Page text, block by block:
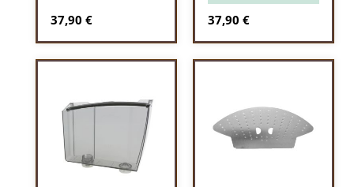
Regulärer Preis:
37,90 € Regulärer Preis:
37,90 €